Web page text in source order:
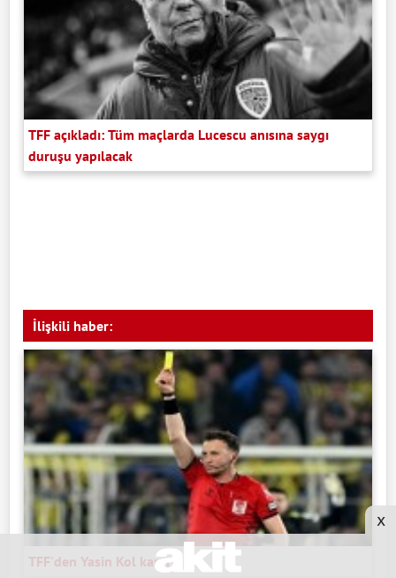
TFF açıkladı: Tüm maçlarda Lucescu anısına saygı
duruşu yapılacak
İlişkili haber:
TFF'den Yasin Kol kararı
x